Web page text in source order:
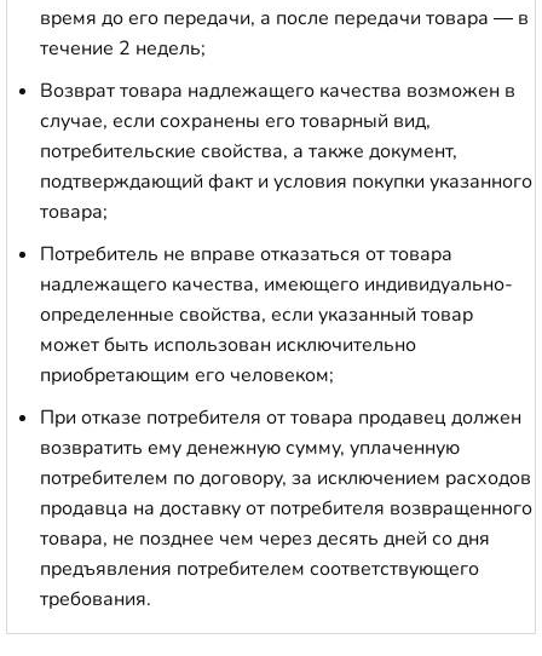
время до его передачи, а после передачи товара — в
течение 2 недель;
Возврат товара надлежащего качества возможен в
случае, если сохранены его товарный вид,
потребительские свойства, а также документ,
подтверждающий факт и условия покупки указанного
товара;
Потребитель не вправе отказаться от товара
надлежащего качества, имеющего индивидуально-
определенные свойства, если указанный товар
может быть использован исключительно
приобретающим его человеком;
При отказе потребителя от товара продавец должен
возвратить ему денежную сумму, уплаченную
потребителем по договору, за исключением расходов
продавца на доставку от потребителя возвращенного
товара, не позднее чем через десять дней со дня
предъявления потребителем соответствующего
требования.